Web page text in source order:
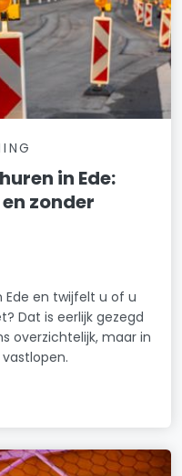
in Ede:
zonder
Ede en twijfelt u of u
Dat is eerlijk gezegd
overzichtelijk, maar in